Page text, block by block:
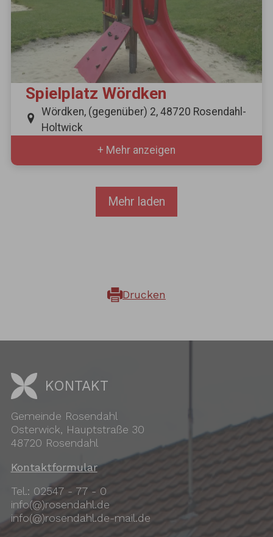
Spielplatz Wördken
Wördken, (gegenüber) 2, 48720 Rosendahl-
Holtwick
+ Mehr anzeigen
Mehr laden
Drucken
KONTAKT
Gemeinde Rosendahl
Osterwick, Hauptstraße 30
48720 Rosendahl
Kontaktformular
Tel.: 02547 - 77 - 0
info(@)rosendahl.de
info(@)rosendahl.de-mail.de